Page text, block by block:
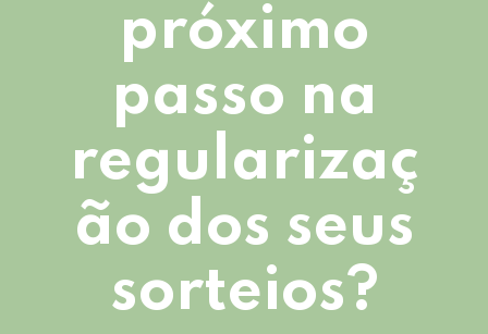
próximo
passo na
regularizaç
ão dos seus
sorteios?